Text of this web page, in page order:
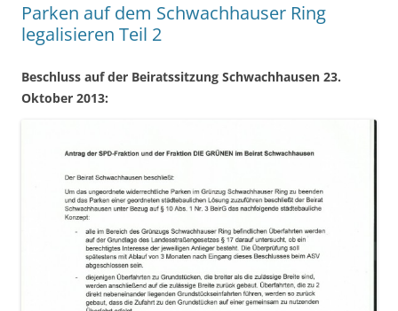
Parken auf dem Schwachhauser Ring
legalisieren Teil 2
Beschluss auf der Beiratssitzung Schwachhausen 23.
Oktober 2013: